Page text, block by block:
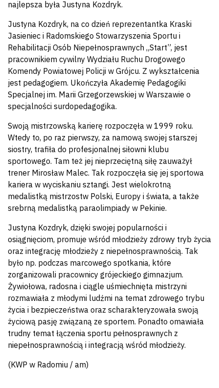
najlepsza była Justyna Kozdryk.
Justyna Kozdryk, na co dzień reprezentantka Kraski
Jasieniec i Radomskiego Stowarzyszenia Sportu i
Rehabilitacji Osób Niepełnosprawnych „Start”, jest
pracownikiem cywilny Wydziału Ruchu Drogowego
Komendy Powiatowej Policji w Grójcu. Z wykształcenia
jest pedagogiem. Ukończyła Akademię Pedagogiki
Specjalnej im. Marii Grzegorzewskiej w Warszawie o
specjalności surdopedagogika.
Swoją mistrzowską karierę rozpoczęła w 1999 roku.
Wtedy to, po raz pierwszy, za namową swojej starszej
siostry, trafiła do profesjonalnej siłowni klubu
sportowego. Tam też jej nieprzeciętną siłę zauważył
trener Mirosław Malec. Tak rozpoczęła się jej sportowa
kariera w wyciskaniu sztangi. Jest wielokrotną
medalistką mistrzostw Polski, Europy i świata, a także
srebrną medalistką paraolimpiady w Pekinie.
Justyna Kozdryk, dzięki swojej popularności i
osiągnięciom, promuje wśród młodzieży zdrowy tryb życia
oraz integrację młodzieży z niepełnosprawnością. Tak
było np. podczas marcowego spotkania, które
zorganizowali pracownicy grójeckiego gimnazjum.
Żywiołowa, radosna i ciągle uśmiechnięta mistrzyni
rozmawiała z młodymi ludźmi na temat zdrowego trybu
życia i bezpieczeństwa oraz scharakteryzowała swoją
życiową pasję związaną ze sportem. Ponadto omawiała
trudny temat łączenia sportu pełnosprawnych z
niepełnosprawnością i integracją wśród młodzieży.
(KWP w Radomiu / am)